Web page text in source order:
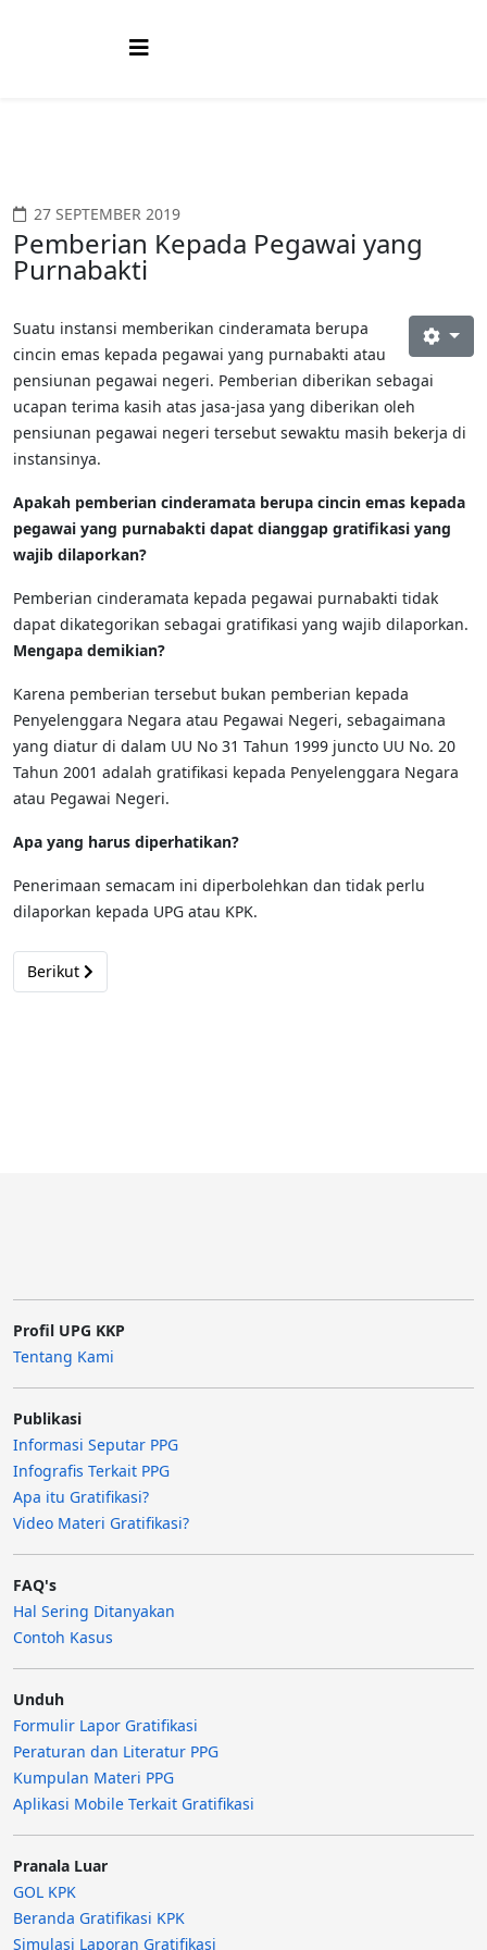
27 SEPTEMBER 2019
Pemberian Kepada Pegawai yang
Purnabakti
Suatu instansi memberikan cinderamata berupa
cincin emas kepada pegawai yang purnabakti atau
pensiunan pegawai negeri. Pemberian diberikan sebagai
ucapan terima kasih atas jasa-jasa yang diberikan oleh
pensiunan pegawai negeri tersebut sewaktu masih bekerja di
instansinya.
Apakah pemberian cinderamata berupa cincin emas kepada
pegawai yang purnabakti dapat dianggap gratifikasi yang
wajib dilaporkan?
Pemberian cinderamata kepada pegawai purnabakti tidak
dapat dikategorikan sebagai gratifikasi yang wajib dilaporkan.
Mengapa demikian?
Karena pemberian tersebut bukan pemberian kepada
Penyelenggara Negara atau Pegawai Negeri, sebagaimana
yang diatur di dalam UU No 31 Tahun 1999 juncto UU No. 20
Tahun 2001 adalah gratifikasi kepada Penyelenggara Negara
atau Pegawai Negeri.
Apa yang harus diperhatikan?
Penerimaan semacam ini diperbolehkan dan tidak perlu
dilaporkan kepada UPG atau KPK.
Next article: Pemberian Hadiah atau Uang Sebagai Ucapan
Berikut
Profil UPG KKP
Tentang Kami
Publikasi
Informasi Seputar PPG
Infografis Terkait PPG
Apa itu Gratifikasi?
Video Materi Gratifikasi?
FAQ's
Hal Sering Ditanyakan
Contoh Kasus
Unduh
Formulir Lapor Gratifikasi
Peraturan dan Literatur PPG
Kumpulan Materi PPG
Aplikasi Mobile Terkait Gratifikasi
Pranala Luar
GOL KPK
Beranda Gratifikasi KPK
Simulasi Laporan Gratifikasi